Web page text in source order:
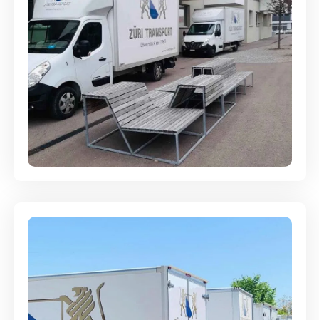
Umzugsreinigung - mit
Abgabegarantie